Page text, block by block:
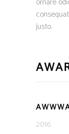
justo.
2016